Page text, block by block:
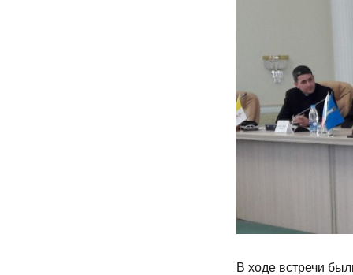
В ходе встречи